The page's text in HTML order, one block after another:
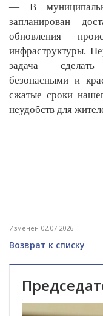
— В
запланирован
обновления
инфраструктуры.
задача – сделать
безопасными и
сжатые сроки
неудобств для
Изменен 02.07.2026
Возврат к списку